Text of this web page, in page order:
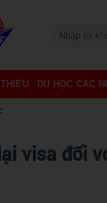
DU HỌC CÁC
visa đối